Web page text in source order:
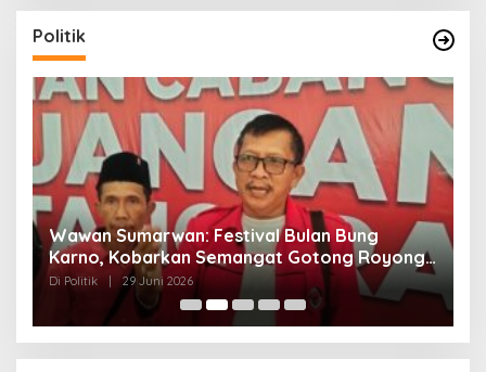
Politik
Wawan Sumarwan: Festival Bulan Bung
Karno, Kobarkan Semangat Gotong Royong
dan Kepedulian Sosial
Di Politik 29 Juni 2026